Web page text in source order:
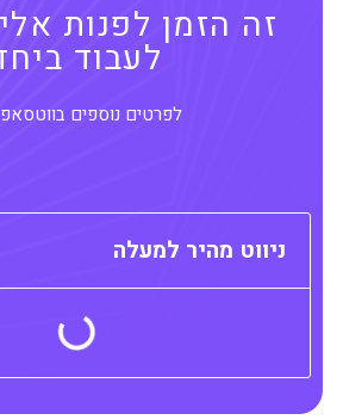
זה הזמן לפנות
לעבוד
לפרטים נוספים בווטסאפ
ניווט מהיר למעלה